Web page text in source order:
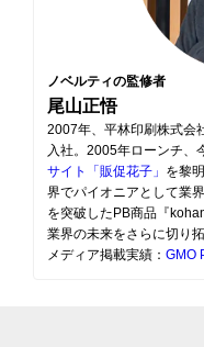
ノベルティの監修者
尾山正悟
2007年、平林印刷株式会
入社。2005年ローンチ、
サイト「販促花子」 を黎
界でパイオニアとして業
を突破したPB商品『
業界の未来をさらに切り拓
メディア掲載実績： GMO